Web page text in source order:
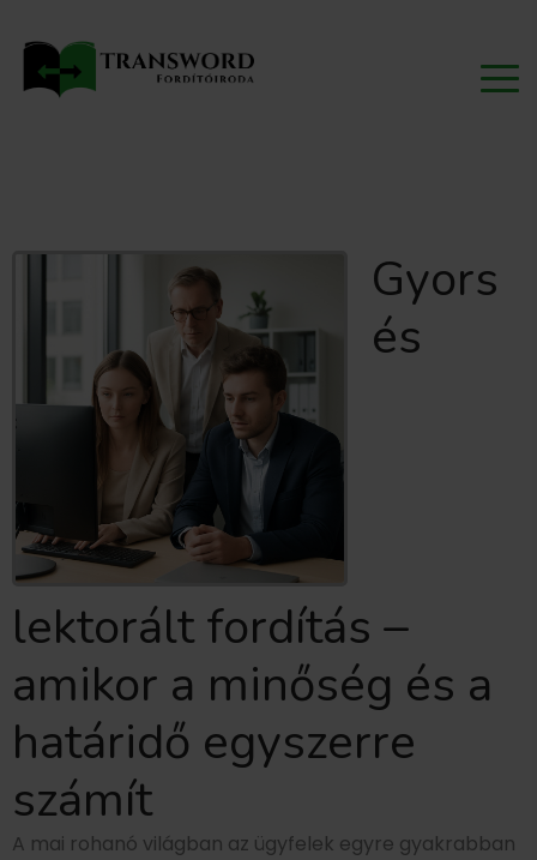
Gyors
és
lektorált fordítás –
amikor a minőség és a
határidő egyszerre
számít
A mai rohanó világban az ügyfelek egyre gyakrabban